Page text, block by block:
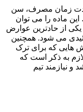
زمان مصرف، سن
ماده را می توان
یکی از حادترین عوارض
می شود. همچنین
هایی که برای ترک
به ذکر است که
نیازمند تیم